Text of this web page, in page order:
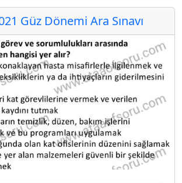
Güz Dönemi Ara Sınavı